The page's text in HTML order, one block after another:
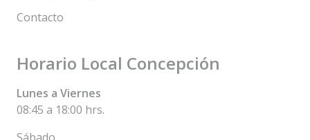
Contacto
Horario Local Concepción
Lunes a Viernes
08:45 a 18:00 hrs.